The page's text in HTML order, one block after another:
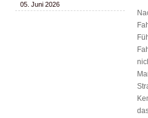
05. Juni 2026